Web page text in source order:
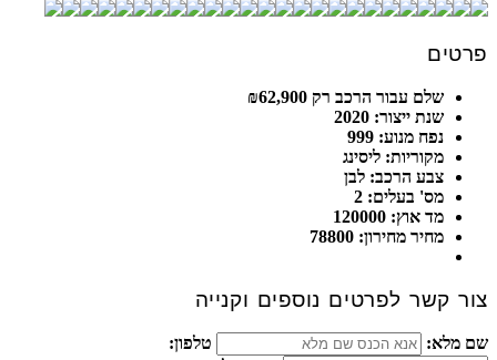
פרטים
שלם עבור הרכב רק ₪62,900
שנת ייצור: 2020
נפח מנוע: 999
מקוריות: ליסינג
צבע הרכב: לבן
מס' בעלים: 2
מד אוץ: 120000
מחיר מחירון: 78800
צור קשר לפרטים נוספים וקנייה
שם מלא:
טלפון: